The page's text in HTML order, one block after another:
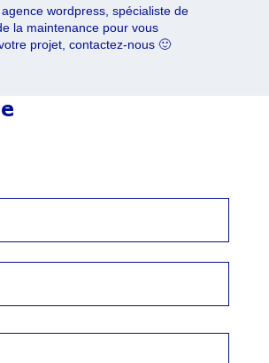
wordpress, spécialiste de
la maintenance pour vous
projet, contactez-nous 🙂